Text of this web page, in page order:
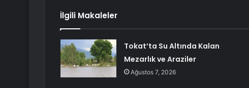
İlgili Makaleler
Tokat’ta Su Altında Kalan
Mezarlık ve Araziler
Ağustos 7, 2026